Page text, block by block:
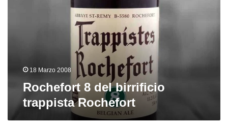
18 Marzo 2008
Rochefort 8 del birrificio
trappista Rochefort